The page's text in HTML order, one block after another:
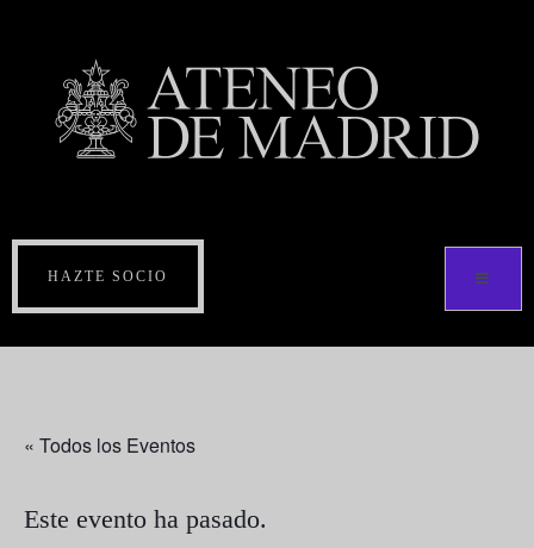
HAZTE SOCIO
« Todos los Eventos
Este evento ha pasado.